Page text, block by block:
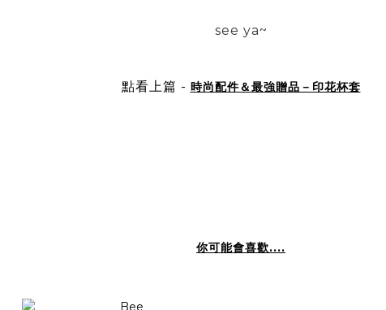
see ya~
點看上篇 - 時尚配件＆最強贈品－印花杯套
你可能會喜歡....